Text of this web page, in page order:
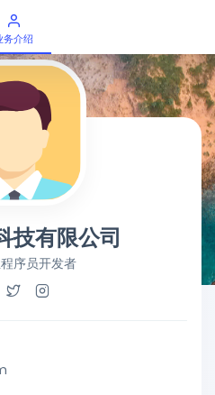
技有限公司
序员开发者
务介绍